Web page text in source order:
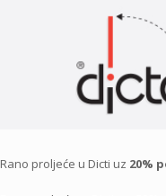
Rano proljeće u Dicti uz 20%